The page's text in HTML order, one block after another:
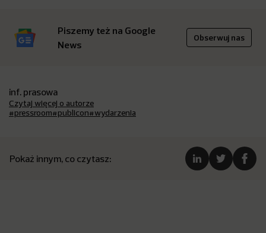
Piszemy też na Google
News
Obserwuj nas
inf. prasowa
Czytaj więcej o autorze
#pressroom#publicon#wydarzenia
Pokaż innym, co czytasz: